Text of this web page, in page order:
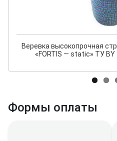
Веревка высокопрочная
«FORTIS — static» ТУ
Формы оплаты